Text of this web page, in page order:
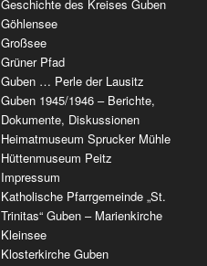
Geschichte des Kreises Guben
Göhlensee
Großsee
Grüner Pfad
Guben … Perle der Lausitz
Guben 1945/1946 – Berichte,
Dokumente, Diskussionen
Heimatmuseum Sprucker Mühle
Hüttenmuseum Peitz
Impressum
Katholische Pfarrgemeinde „St.
Trinitas“ Guben – Marienkirche
Kleinsee
Klosterkirche Guben